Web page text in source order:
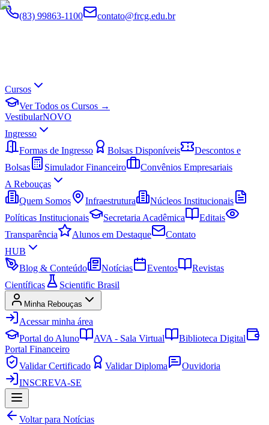
(83) 99863-1100 contato@frcg.edu.br
Cursos
Ver Todos os Cursos →
VestibularNOVO
Ingresso
Formas de Ingresso
Bolsas Disponíveis
Descontos e
Bolsas
Simulador Financeiro
Convênios Empresariais
A Rebouças
Quem Somos
Infraestrutura
Núcleos Institucionais
Políticas Institucionais
Secretaria Acadêmica
Editais
Transparência
Alunos em Destaque
Contato
HUB
Blog & Conteúdo
Notícias Eventos
Revistas
Científicas
Scientific Brasil
Minha Rebouças
Acessar minha área
Portal do Aluno
AVA - Sala Virtual
Biblioteca Digital
Portal Financeiro
Validar Certificado
Validar Diploma
Ouvidoria
INSCREVA-SE
Voltar para Notícias